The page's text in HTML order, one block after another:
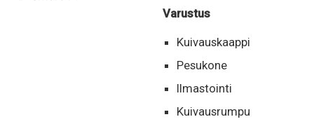
Varustus
Kuivauskaappi
Pesukone
Ilmastointi
Kuivausrumpu